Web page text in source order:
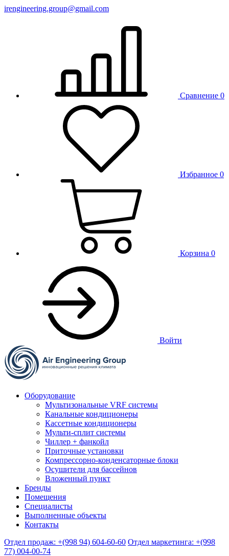
irengineering.group@gmail.com
Сравнение 0
Избранное 0
Корзина 0
Войти
Оборудование
Мультизональные VRF системы
Канальные кондиционеры
Кассетные кондиционеры
Мульти-сплит системы
Чиллер + фанкойл
Приточные установки
Компрессорно-конденсаторные блоки
Осушители для бассейнов
Вложенный пункт
Бренды
Помещения
Специалисты
Выполненные объекты
Контакты
Отдел продаж: +(998 94) 604-60-60 Отдел маркетинга: +(998
77) 004-00-74